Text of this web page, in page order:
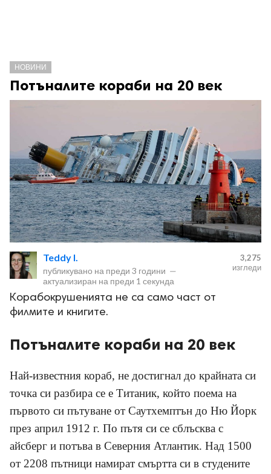
НОВИНИ
Потъналите кораби на 20 век
Teddy I.
публикувано на преди 3 години —
актуализиран на преди 1 секунда
3,275
изгледи
Корабокрушенията не са само част от
филмите и книгите.
Потъналите кораби на 20 век
Най-известния кораб, не достигнал до крайната си
точка си разбира се е Титаник, който поема на
първото си пътуване от Саутхемптън до Ню Йорк
през април 1912 г. По пътя си се сблъсква с
айсберг и потъва в Северния Атлантик. Над 1500
от 2208 пътници намират смъртта си в студените